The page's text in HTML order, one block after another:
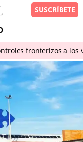
fronterizos a